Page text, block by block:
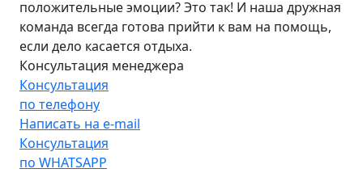
положительные эмоции? Это так! И наша дружная
команда всегда готова прийти к вам на помощь,
если дело касается отдыха.
Консультация менеджера
Консультация
по телефону
Написать на e-mail
Консультация
по WHATSAPP